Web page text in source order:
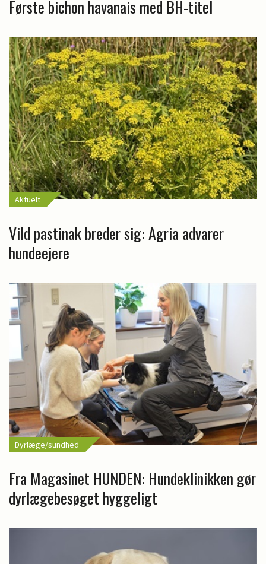
Første bichon havanais med BH-titel
Aktuelt
Vild pastinak breder sig: Agria advarer
hundeejere
Dyrlæge/sundhed
Fra Magasinet HUNDEN: Hundeklinikken gør
dyrlægebesøget hyggeligt